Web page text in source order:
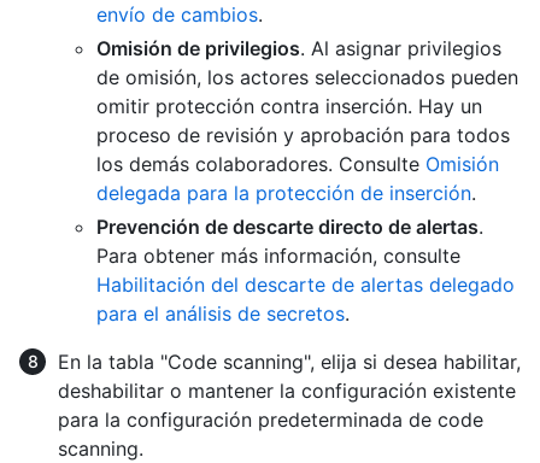
envío de cambios.
Omisión de privilegios. Al asignar privilegios
de omisión, los actores seleccionados pueden
omitir protección contra inserción. Hay un
proceso de revisión y aprobación para todos
los demás colaboradores. Consulte Omisión
delegada para la protección de inserción.
Prevención de descarte directo de alertas.
Para obtener más información, consulte
Habilitación del descarte de alertas delegado
para el análisis de secretos.
En la tabla "Code scanning", elija si desea habilitar,
deshabilitar o mantener la configuración existente
para la configuración predeterminada de code
scanning.